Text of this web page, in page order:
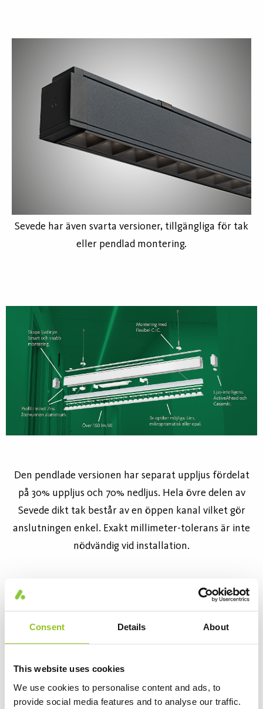
Consent Details About
This website uses cookies
We use cookies to personalise content and ads, to
provide social media features and to analyse our traffic.
Sevede har även svarta versioner, tillgängliga för tak
eller pendlad montering.
Den pendlade versionen har separat uppljus fördelat
på 30% uppljus och 70% nedljus. Hela övre delen av
Sevede dikt tak består av en öppen kanal vilket gör
anslutningen enkel. Exakt millimeter-tolerans är inte
nödvändig vid installation.
Familjemedlemmar